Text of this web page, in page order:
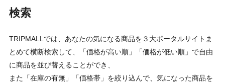
検索
TRIPMALLでは、あなたの気になる商品を３大ポータルサイトま
とめて横断検索して、「価格が高い順」「価格が低い順」で自由
に商品を並び替えることができ、
また「在庫の有無」「価格帯」を絞り込んで、気になった商品を